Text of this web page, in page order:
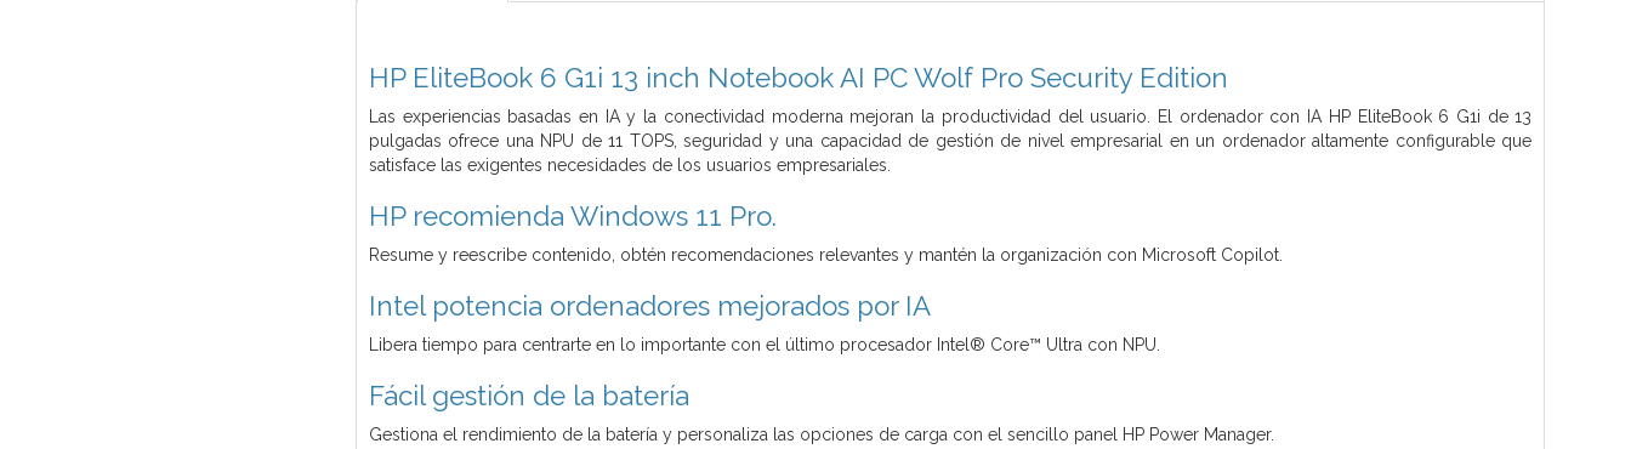
HP EliteBook 6 G1i 13 inch Notebook AI PC Wolf Pro Security Edition
Las experiencias basadas en IA y la conectividad moderna mejoran la productividad del usuario. El ordenador con IA HP EliteBook 6 G1i de 13
pulgadas ofrece una NPU de 11 TOPS, seguridad y una capacidad de gestión de nivel empresarial en un ordenador altamente configurable que
satisface las exigentes necesidades de los usuarios empresariales.
HP recomienda Windows 11 Pro.
Resume y reescribe contenido, obtén recomendaciones relevantes y mantén la organización con Microsoft Copilot.
Intel potencia ordenadores mejorados por IA
Libera tiempo para centrarte en lo importante con el último procesador Intel® Core™ Ultra con NPU.
Fácil gestión de la batería
Gestiona el rendimiento de la batería y personaliza las opciones de carga con el sencillo panel HP Power Manager.